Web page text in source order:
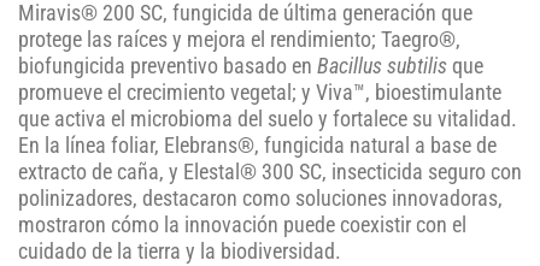
Miravis® 200 SC, fungicida de última generación que
protege las raíces y mejora el rendimiento; Taegro®,
biofungicida preventivo basado en Bacillus subtilis que
promueve el crecimiento vegetal; y Viva™, bioestimulante
que activa el microbioma del suelo y fortalece su vitalidad.
En la línea foliar, Elebrans®, fungicida natural a base de
extracto de caña, y Elestal® 300 SC, insecticida seguro con
polinizadores, destacaron como soluciones innovadoras,
mostraron cómo la innovación puede coexistir con el
cuidado de la tierra y la biodiversidad.